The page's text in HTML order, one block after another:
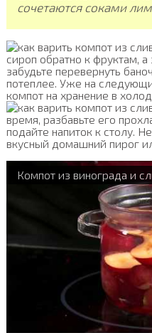
сочетаются соками
сироп обратно к фруктам,
забудьте перевернуть
потеплее. Уже на
компот на хранение в
время, разбавьте его
подайте напиток к столу.
вкусный домашний пирог
Компот из винограда и